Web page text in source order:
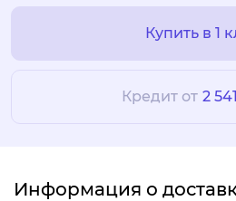
Купить в 1
Кредит от 2
Информация о